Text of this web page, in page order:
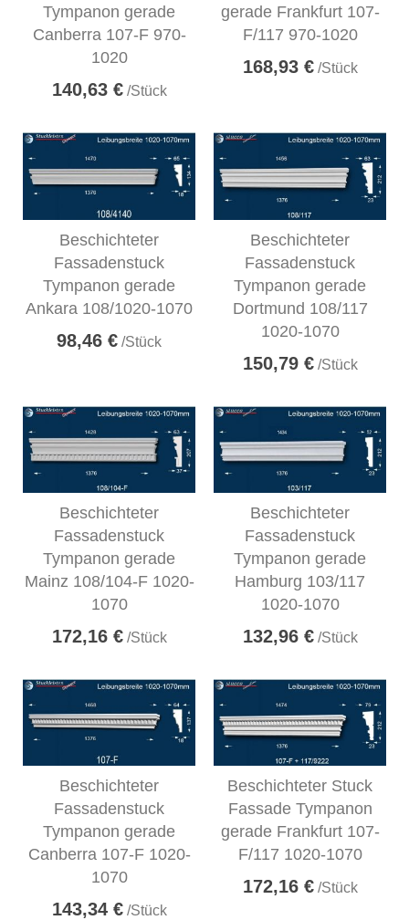
Tympanon gerade
Canberra 107-F 970-
1020
140,63 €/Stück
gerade Frankfurt 107-
F/117 970-1020
168,93 €/Stück
Beschichteter
Fassadenstuck
Tympanon gerade
Ankara 108/1020-1070
98,46 € /Stück
Beschichteter
Fassadenstuck
Tympanon gerade
Dortmund 108/117
1020-1070
150,79 €/Stück
Beschichteter
Fassadenstuck
Tympanon gerade
Mainz 108/104-F 1020-
1070
172,16 €/Stück
Beschichteter
Fassadenstuck
Tympanon gerade
Hamburg 103/117
1020-1070
132,96 €/Stück
Beschichteter
Fassadenstuck
Tympanon gerade
Canberra 107-F 1020-
1070
143,34 €/Stück
Beschichteter Stuck
Fassade Tympanon
gerade Frankfurt 107-
F/117 1020-1070
172,16 €/Stück